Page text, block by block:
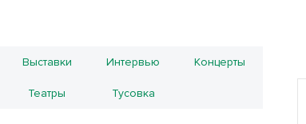
Выставки Интервью Концерты
Театры Тусовка